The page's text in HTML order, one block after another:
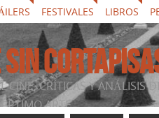
FESTIVALES LIBROS
CINE, CRÍTICAS Y ANÁLISIS
ARTE